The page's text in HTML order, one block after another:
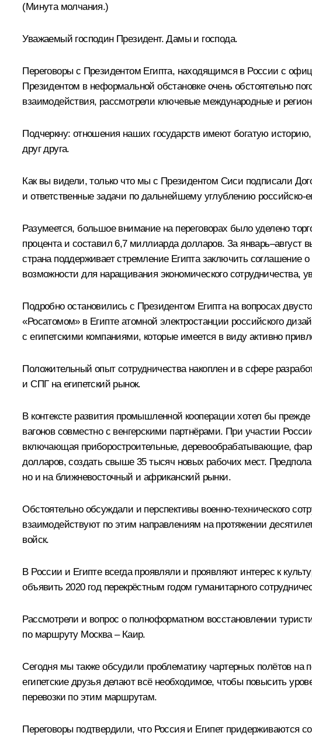
(Минута молчания.)
Уважаемый господин Президент. Дамы и господа.
Переговоры с Президентом Египта, находящимся в России с
Президентом в неформальной обстановке очень обстоятельно
взаимодействия, рассмотрели ключевые международные и
Подчеркну: отношения наших государств имеют богатую
друг друга.
Как вы видели, только что мы с Президентом Сиси подписали
и ответственные задачи по дальнейшему углублению
Разумеется, большое внимание на переговорах было уделено
процента и составил 6,7 миллиарда долларов. За
страна поддерживает стремление Египта заключить соглашение
возможности для наращивания экономического сотрудничества,
Подробно остановились с Президентом Египта на вопросах
«Росатомом» в Египте атомной электростанции российского
с египетскими компаниями, которые имеется в виду активно
Положительный опыт сотрудничества накоплен и в сфере
и СПГ на египетский рынок.
В контексте развития промышленной кооперации хотел бы
вагонов совместно с венгерскими партнёрами. При участии
включающая приборостроительные, деревообрабатывающие,
долларов, создать свыше 35 тысяч новых рабочих мест.
но и на ближневосточный и африканский рынки.
Обстоятельно обсуждали и перспективы военно-технического
взаимодействуют по этим направлениям на протяжении
войск.
В России и Египте всегда проявляли и проявляют интерес к
объявить 2020 год перекрёстным годом гуманитарного
Рассмотрели и вопрос о полноформатном восстановлении
по маршруту Москва – Каир.
Сегодня мы также обсудили проблематику чартерных полётов
египетские друзья делают всё необходимое, чтобы повысить
перевозки по этим маршрутам.
Переговоры подтвердили, что Россия и Египет